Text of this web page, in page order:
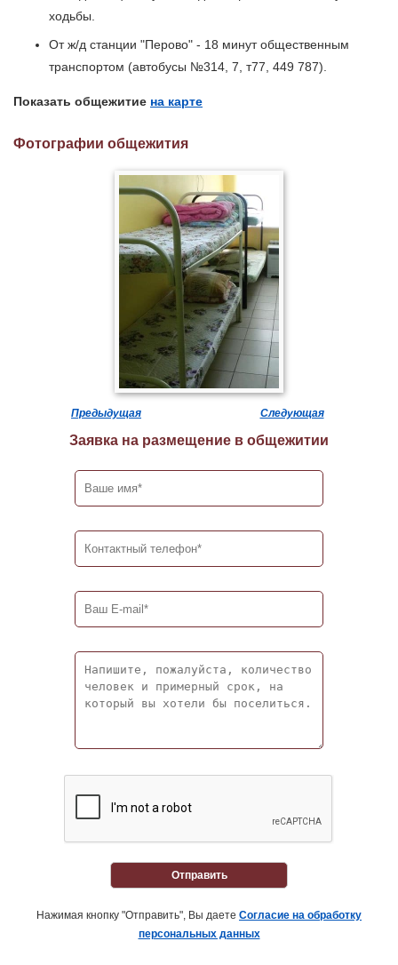
ходьбы.
От ж/д станции "Перово" - 18 минут общественным
транспортом (автобусы №314, 7, т77, 449 787).
Показать общежитие на карте
Фотографии общежития
Предыдущая Следующая
Заявка на размещение в общежитии
Отправить
Нажимая кнопку "Отправить", Вы даете Согласие на обработку
персональных данных